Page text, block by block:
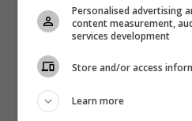
Personalised advertising
content measurement,
services development
Store and/or access
Learn more